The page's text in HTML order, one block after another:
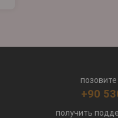
+90
получить